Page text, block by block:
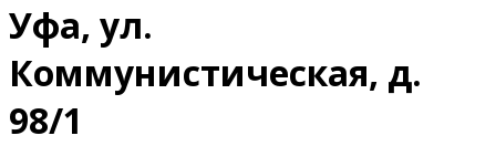
Уфа, ул.
Коммунистическая, д.
98/1